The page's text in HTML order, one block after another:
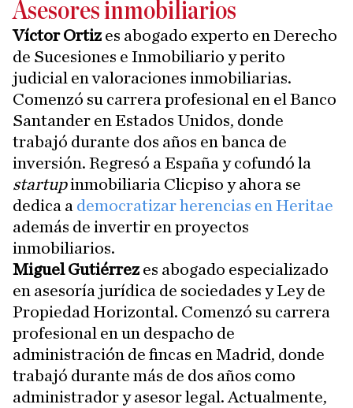
Asesores inmobiliarios
Víctor Ortizes abogado experto en Derecho
de Sucesiones e Inmobiliario y perito
judicial en valoraciones inmobiliarias.
Comenzó su carrera profesional en el Banco
Santander en Estados Unidos, donde
trabajó durante dos años en banca de
inversión. Regresó a España y cofundó la
startupinmobiliaria Clicpiso y ahora se
dedica a democratizar herencias en Heritae
además de invertir en proyectos
inmobiliarios.
Miguel Gutiérrezes abogado especializado
en asesoría jurídica de sociedades y Ley de
Propiedad Horizontal. Comenzó su carrera
profesional en un despacho de
administración de fincas en Madrid, donde
trabajó durante más de dos años como
administrador y asesor legal. Actualmente,